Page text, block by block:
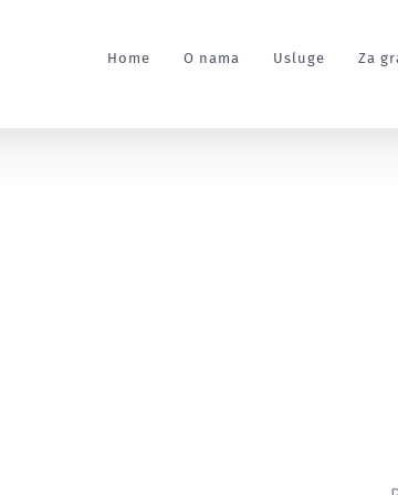
Home O nama Usluge Za